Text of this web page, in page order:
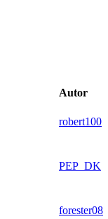
Autor
robert100
PEP_DK
forester08